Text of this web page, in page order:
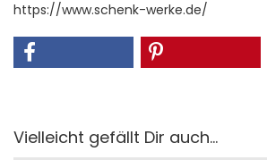
https://www.schenk-werke.de/
Vielleicht gefällt Dir auch...